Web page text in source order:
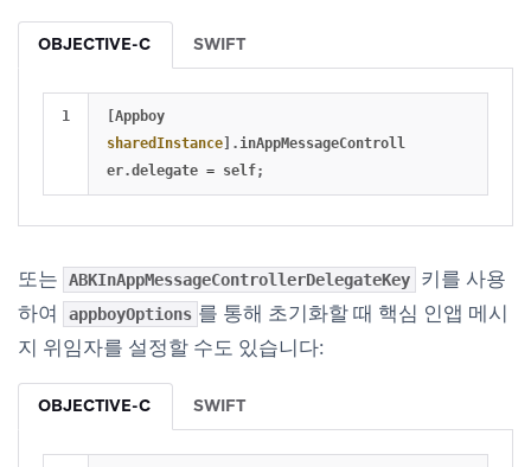
OBJECTIVE-C SWIFT
[Appboy
sharedInstance]. inAppMessageControll
er.delegate = self;
또는 ABKInAppMessageControllerDelegateKey
키를 사용
하여
appboyOptions 를 통해 초기화할 때 핵심 인앱 메시
지 위임자를 설정할 수도 있습니다:
OBJECTIVE-C SWIFT